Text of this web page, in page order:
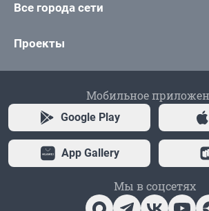
Все города сети
Проекты
Мобильное
Google Play
App Gallery
Мы в соцсетях